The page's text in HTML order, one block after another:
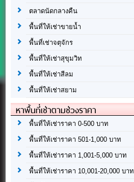
ตลาดนัดกลางคืน
พื้นที่ให้เช่าขายน้ำ
พื้นที่เช่าจตุจักร
พื้นที่ให้เช่าสุขุมวิท
พื้นที่ให้เช่าสีลม
พื้นที่ให้เช่าสยาม
หาพื้นที่เช่าตามช่วงราคา
พื้นที่ให้เช่าราคา 0-500 บาท
พื้นที่ให้เช่าราคา 501-1,000 บาท
พื้นที่ให้เช่าราคา 1,001-5,000 บาท
พื้นที่ให้เช่าราคา 10,001-20,000 บาท